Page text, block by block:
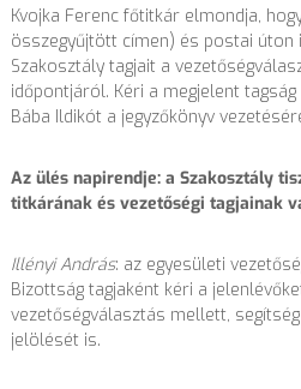
Kvojka Ferenc főtitkár elmondja,
összegyűjtött címen) és postai úton
Szakosztály tagjait a
időpontjáról. Kéri a megjelent
Bába Ildikót a jegyzőkönyv
Az ülés napirendje: a Szakosztály
titkárának és vezetőségi tagjainak
Illényi András: az egyesületi
Bizottság tagjaként kéri a
vezetőségválasztás mellett,
jelölését is.